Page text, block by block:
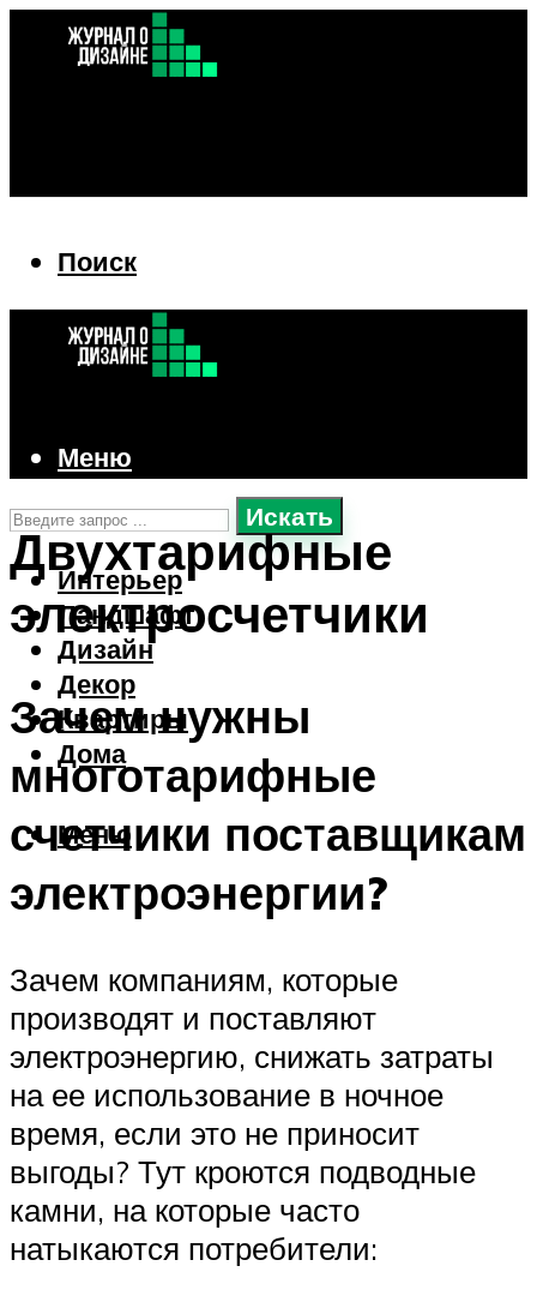
Поиск
Искать
Интерьер
Ландшафт
Дизайн
Декор
Квартиры
Дома
Меню
Меню
Двухтарифные
электросчетчики
Зачем нужны
многотарифные
счетчики поставщикам
электроэнергии?
Зачем компаниям, которые
производят и поставляют
электроэнергию, снижать затраты
на ее использование в ночное
время, если это не приносит
выгоды? Тут кроются подводные
камни, на которые часто
натыкаются потребители: